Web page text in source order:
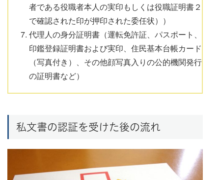
者である役職者本人の実印もしくは役職証明書２
で確認された印が押印された委任状））
代理人の身分証明書（運転免許証、パスポート、
印鑑登録証明書および実印、住民基本台帳カード
（写真付き）、その他顔写真入りの公的機関発行
の証明書など）
私文書の認証を受けた後の流れ